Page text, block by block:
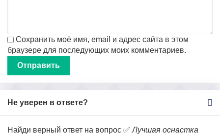
Сохранить моё имя, email и адрес сайта в этом
браузере для последующих моих комментариев.
Не уверен в ответе?
Найди верный ответ на вопрос ✅Лучшая оснастка